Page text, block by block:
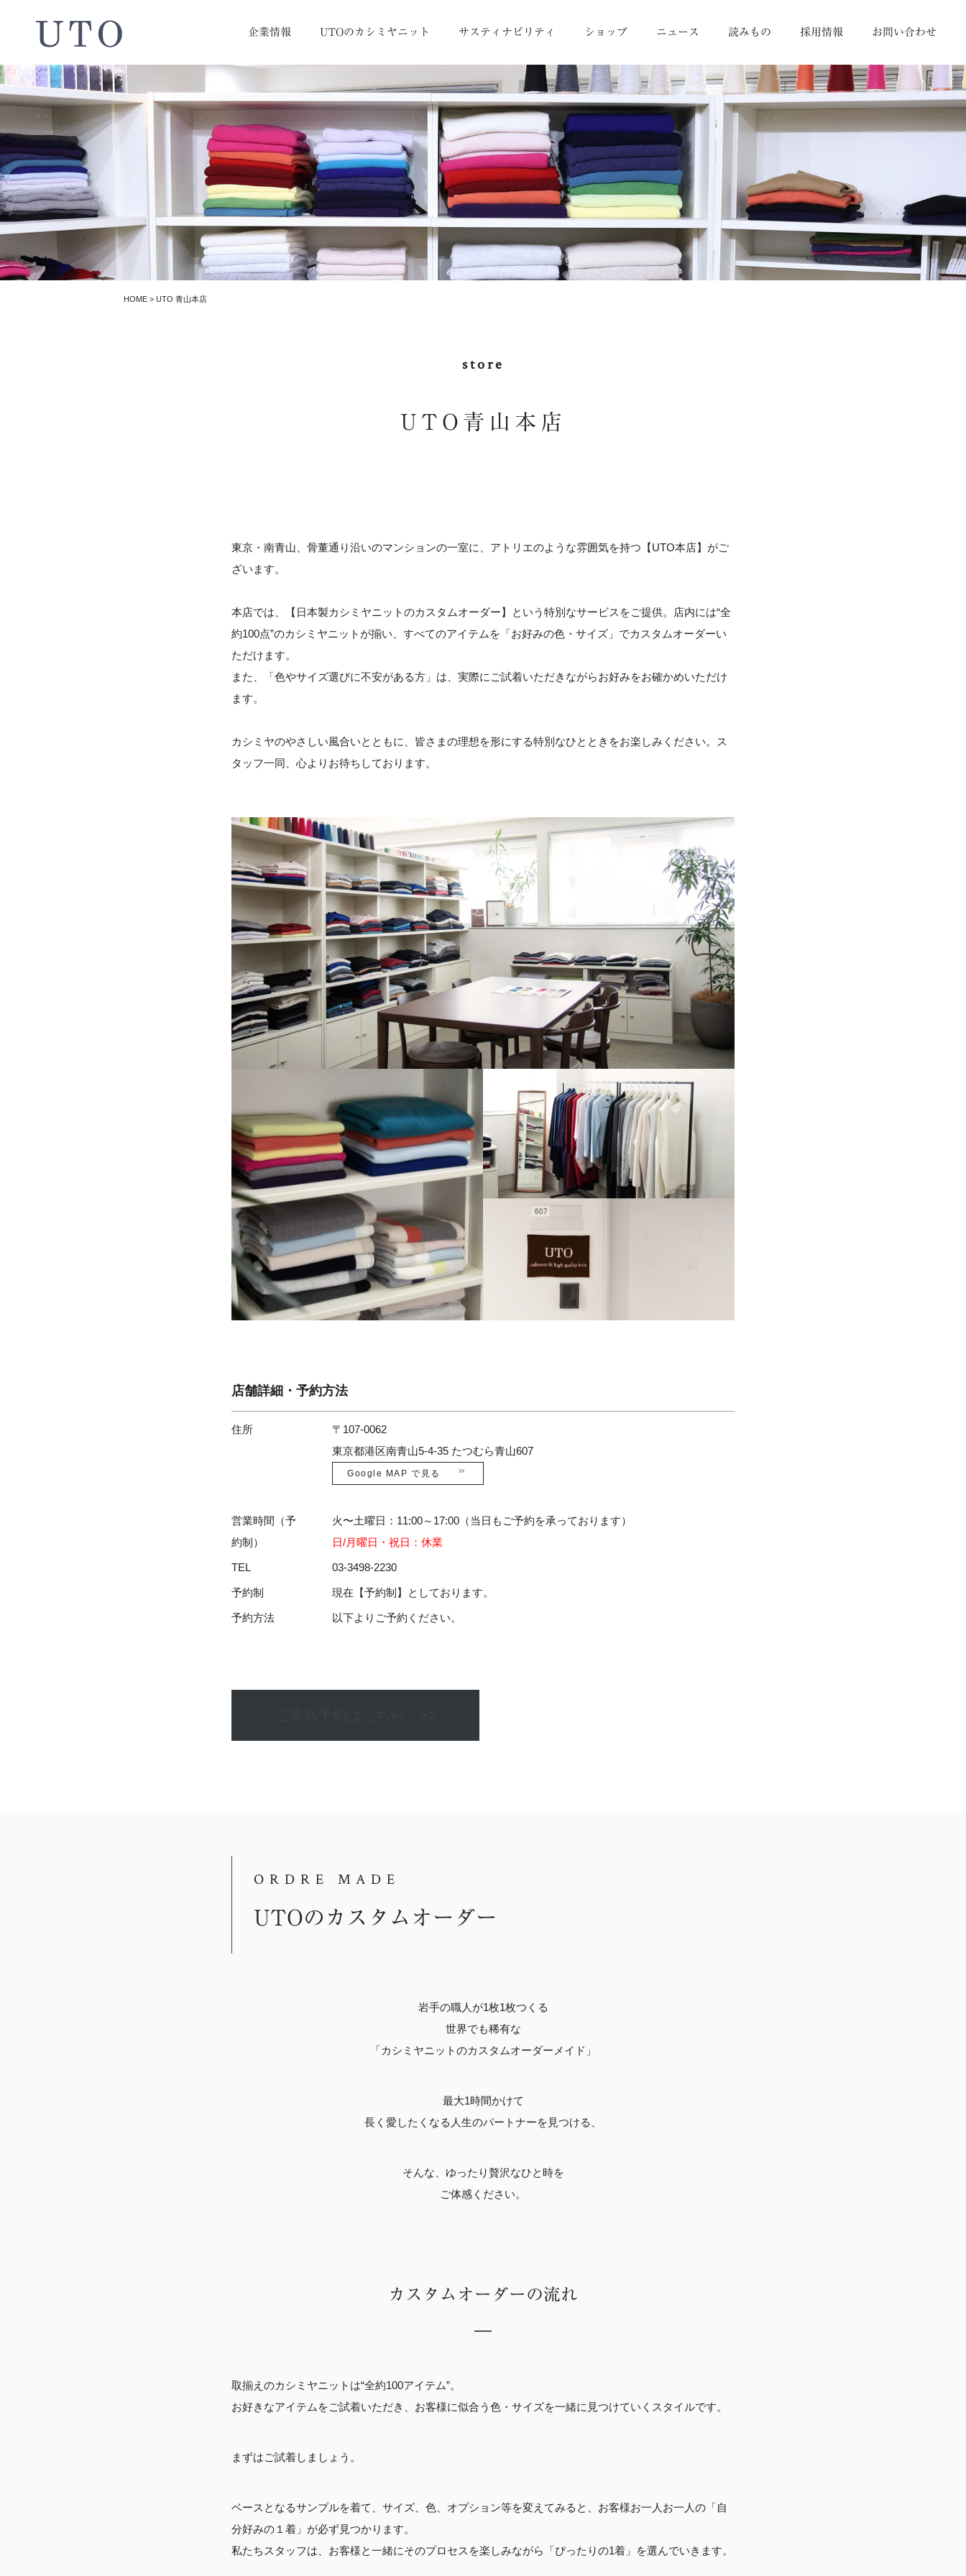
企業情報 UTOのカシミヤニット サスティナビリティ ショップ ニュース 読みもの 採用情報 お問い合わせ
HOME > UTO 青山本店
store
UTO青山本店
東京・南青山、骨董通り沿いのマンションの一室に、アトリエのような雰囲気を持つ【UTO本店】がご
ざいます。
本店では、【日本製カシミヤニットのカスタムオーダー】という特別なサービスをご提供。店内には“全
約100点”のカシミヤニットが揃い、すべてのアイテムを「お好みの色・サイズ」でカスタムオーダーい
ただけます。
また、「色やサイズ選びに不安がある方」は、実際にご試着いただきながらお好みをお確かめいただけ
ます。
カシミヤのやさしい風合いとともに、皆さまの理想を形にする特別なひとときをお楽しみください。ス
タッフ一同、心よりお待ちしております。
店舗詳細・予約方法
住所
〒107-0062
東京都港区南青山5-4-35 たつむら青山607
Google MAP で見る
営業時間（予
約制）
火〜土曜日：11:00～17:00（当日もご予約を承っております）
日/月曜日・祝日：休業
TEL 03-3498-2230
予約制 現在【予約制】としております。
予約方法 以下よりご予約ください。
ORDRE MADE
UTOのカスタムオーダー
岩手の職人が1枚1枚つくる
世界でも稀有な
「カシミヤニットのカスタムオーダーメイド」
最大1時間かけて
長く愛したくなる人生のパートナーを見つける、
そんな、ゆったり贅沢なひと時を
ご体感ください。
カスタムオーダーの流れ
—
取揃えのカシミヤニットは“全約100アイテム”。
お好きなアイテムをご試着いただき、お客様に似合う色・サイズを一緒に見つけていくスタイルです。
まずはご試着しましょう。
ベースとなるサンプルを着て、サイズ、色、オプション等を変えてみると、お客様お一人お一人の「自
分好みの１着」が必ず見つかります。
私たちスタッフは、お客様と一緒にそのプロセスを楽しみながら「ぴったりの1着」を選んでいきます。